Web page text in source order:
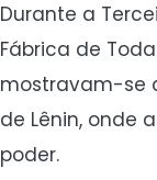
Durante a
Fábrica de
mostravam-se
de Lênin, onde
poder.